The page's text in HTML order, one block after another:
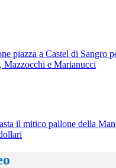
piazza a Castel di Sangro
Mazzocchi e Marianucci
il mitico pallone della